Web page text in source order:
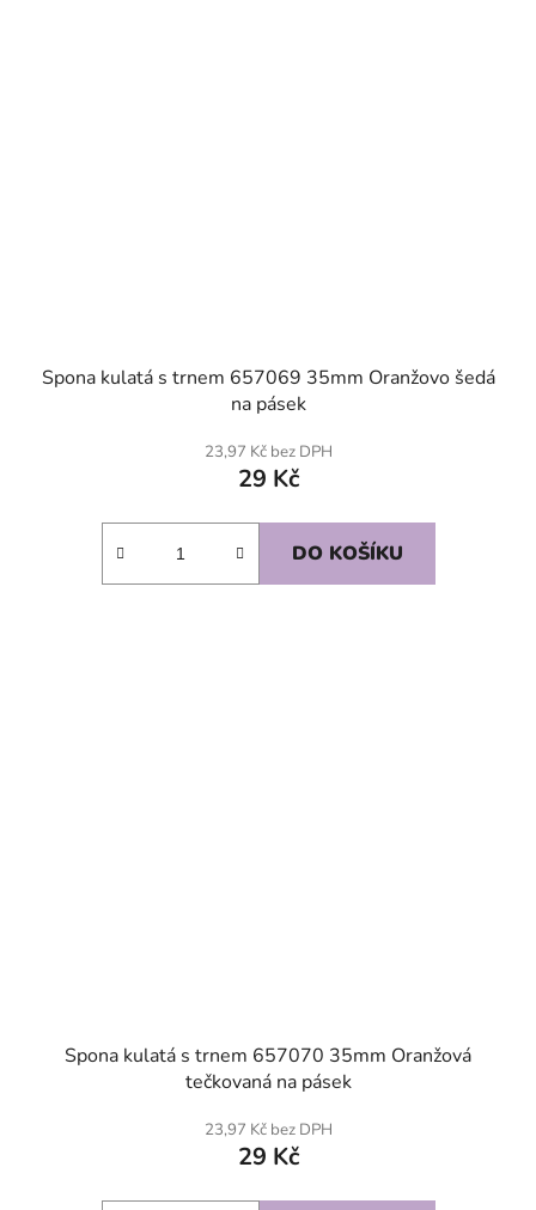
Spona kulatá s trnem 657069 35mm Oranžovo šedá
na pásek
23,97 Kč bez DPH
29 Kč
DO KOŠÍKU
Spona kulatá s trnem 657070 35mm Oranžová
tečkovaná na pásek
23,97 Kč bez DPH
29 Kč